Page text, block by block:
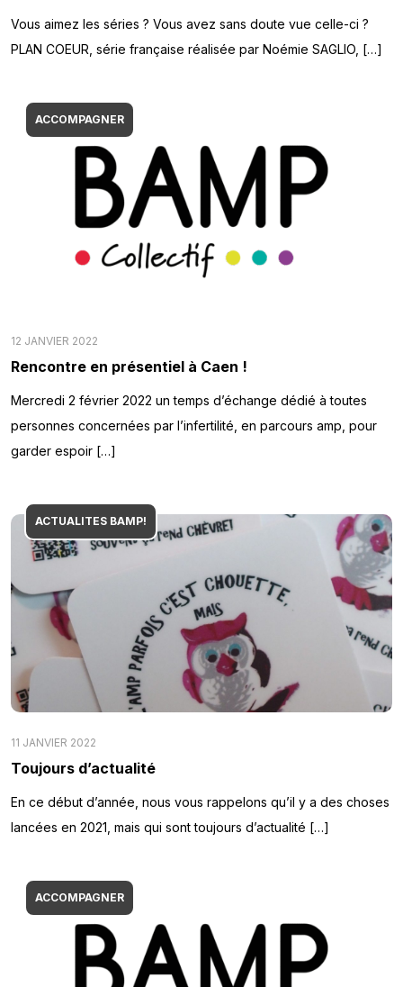
Vous aimez les séries ? Vous avez sans doute vue celle-ci ?
PLAN COEUR, série française réalisée par Noémie SAGLIO, […]
ACCOMPAGNER
12 JANVIER 2022
Rencontre en présentiel à Caen !
Mercredi 2 février 2022 un temps d’échange dédié à toutes
personnes concernées par l’infertilité, en parcours amp, pour
garder espoir […]
ACTUALITES BAMP!
11 JANVIER 2022
Toujours d’actualité
En ce début d’année, nous vous rappelons qu’il y a des choses
lancées en 2021, mais qui sont toujours d’actualité […]
ACCOMPAGNER